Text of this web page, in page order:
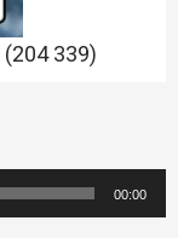
(204 339)
00:00